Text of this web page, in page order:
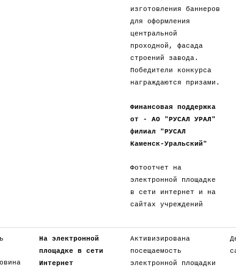
изготовления баннеров
для оформления
центральной
проходной, фасада
строений завода.
Победители конкурса
награждаются призами.
Финансовая поддержка
от - АО "РУСАЛ УРАЛ"
филиал "РУСАЛ
Каменск-Уральский"
Фотоотчет на
электронной площадке
в сети интернет и на
сайтах учреждений
На электронной
площадке в сети
Интернет
Активизирована
посещаемость
электронной площадки